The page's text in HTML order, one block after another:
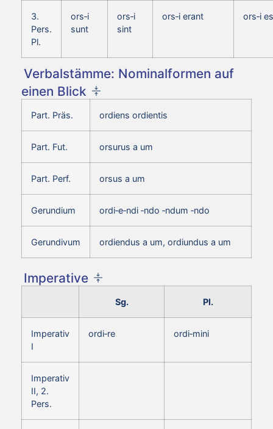
3.
Pers.
Pl.
ors‑i
sunt
ors‑i
sint
ors‑i erant ors‑i
Verbalstämme: Nominalformen auf
einen Blick
Part. Präs. ordiens ordientis
Part. Fut. orsurus a um
Part. Perf. orsus a um
Gerundium ordi‑e‑ndi ‑ndo ‑ndum ‑ndo
Gerundivum ordiendus a um, ordiundus a um
Imperative
Sg. Pl.
Imperativ
I
ordi‑re ordi‑mini
Imperativ
II, 2.
Pers.